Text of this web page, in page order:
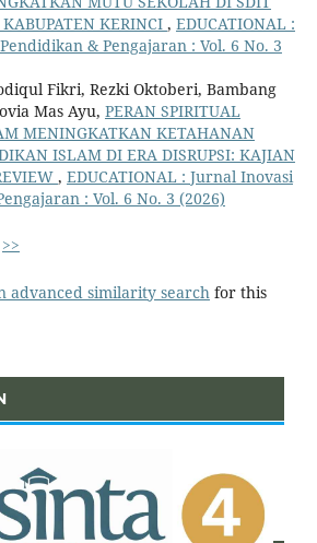
KERINCI , EDUCATIONAL :
& Pengajaran : Vol. 6 No. 3
Fikri, Rezki Oktoberi, Bambang
Mas Ayu, PERAN SPIRITUAL
MENINGKATKAN KETAHANAN
ISLAM DI ERA DISRUPSI: KAJIAN
, EDUCATIONAL : Jurnal Inovasi
: Vol. 6 No. 3 (2026)
>>
advanced similarity searchfor this